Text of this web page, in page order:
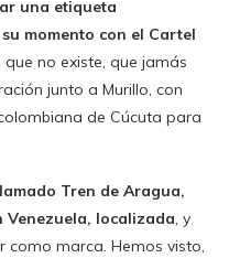
una etiqueta
momento con el Cartel
no existe, que jamás
junto a Murillo, con
de Cúcuta para
Tren de Aragua,
localizada, y
marca. Hemos visto,